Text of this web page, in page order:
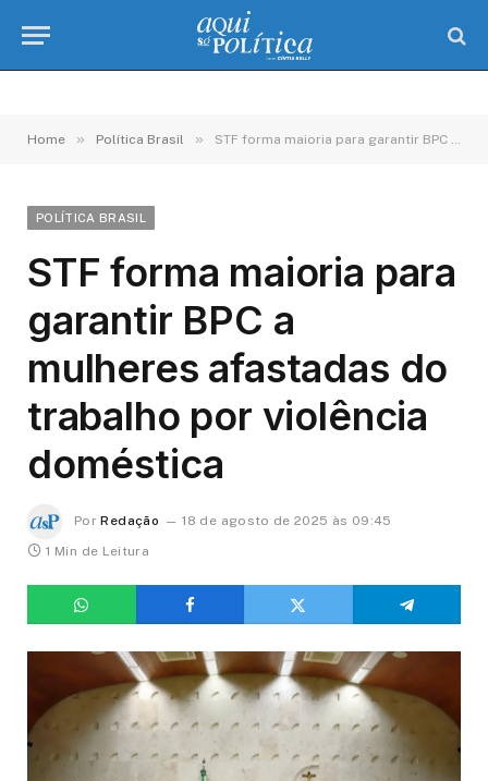
Home » Política Brasil » STF forma maioria para garantir BPC a mulheres afastadas do trabalho por violência doméstica
POLÍTICA BRASIL
STF forma maioria para
garantir BPC a
mulheres afastadas do
trabalho por violência
doméstica
Por Redação
18 de agosto de 2025 às 09:45
1 Min de Leitura